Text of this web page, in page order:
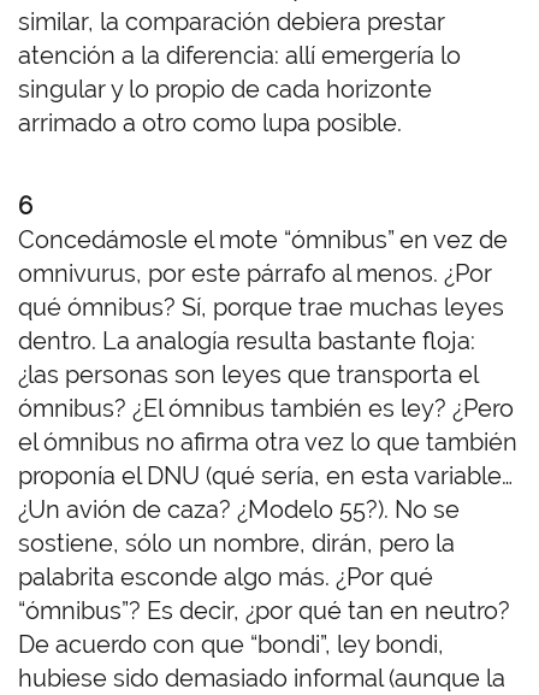
similar, la comparación debiera prestar
atención a la diferencia: allí emergería lo
singular y lo propio de cada horizonte
arrimado a otro como lupa posible.
6
Concedámosle el mote “ómnibus” en vez de
omnivurus, por este párrafo al menos. ¿Por
qué ómnibus? Sí, porque trae muchas leyes
dentro. La analogía resulta bastante floja:
¿las personas son leyes que transporta el
ómnibus? ¿El ómnibus también es ley? ¿Pero
el ómnibus no afirma otra vez lo que también
proponía el DNU (qué sería, en esta variable…
¿Un avión de caza? ¿Modelo 55?). No se
sostiene, sólo un nombre, dirán, pero la
palabrita esconde algo más. ¿Por qué
“ómnibus”? Es decir, ¿por qué tan en neutro?
De acuerdo con que “bondi”, ley bondi,
hubiese sido demasiado informal (aunque la